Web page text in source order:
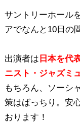
サントリーホール
アでなんと10日の
出演者は 日本を代
ニスト・ジャズミ
もちろん、ソーシ
策はばっちり。安
おります！